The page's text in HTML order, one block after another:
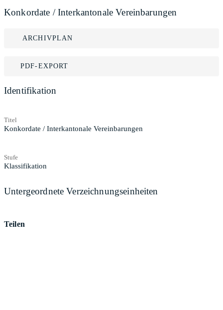
Konkordate / Interkantonale Vereinbarungen
ARCHIVPLAN
PDF-EXPORT
Identifikation
Titel
Konkordate / Interkantonale Vereinbarungen
Stufe
Klassifikation
Untergeordnete Verzeichnungseinheiten
Teilen